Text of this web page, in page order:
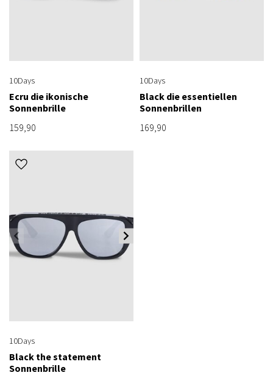
10Days
Ecru die ikonische
Sonnenbrille
159,90
10Days
Black die essentiellen
Sonnenbrillen
169,90
10Days
Black the statement
Sonnenbrille